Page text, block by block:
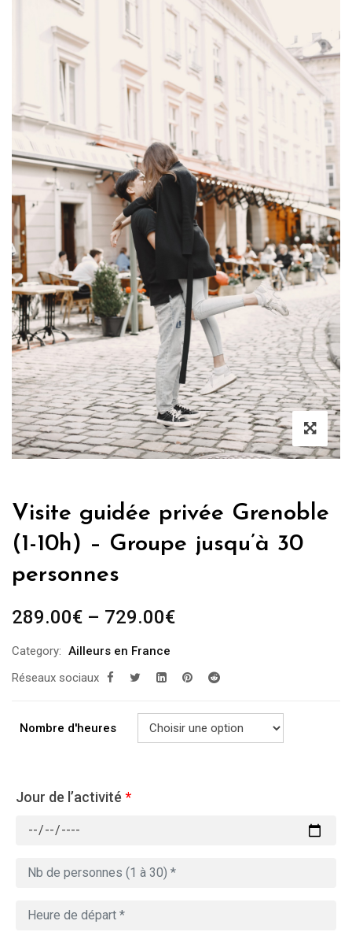
Visite guidée privée Grenoble
(1-10h) – Groupe jusqu’à 30
personnes
289.00€ – 729.00€
Category: Ailleurs en France
Réseaux sociaux
Nombre d'heures
Jour de l’activité *